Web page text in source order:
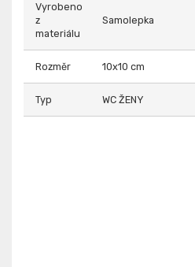
Vyrobeno
z
materiálu
Samolepka
Rozměr 10x10 cm
Typ WC ŽENY